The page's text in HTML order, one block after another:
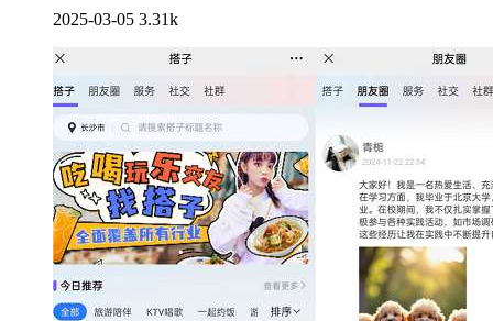
2025-03-05 3.31k